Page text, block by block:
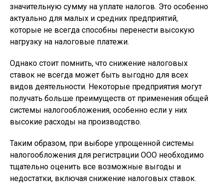
значительную сумму на уплате налогов. Это особенно
актуально для малых и средних предприятий,
которые не всегда способны перенести высокую
нагрузку на налоговые платежи.
Однако стоит помнить, что снижение налоговых
ставок не всегда может быть выгодно для всех
видов деятельности. Некоторые предприятия могут
получать больше преимуществ от применения общей
системы налогообложения, особенно если у них
высокие расходы на производство.
Таким образом, при выборе упрощенной системы
налогообложения для регистрации ООО необходимо
тщательно оценить все возможные выгоды и
недостатки, включая снижение налоговых ставок.